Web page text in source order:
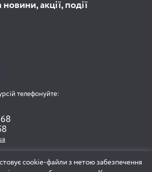
акції, події
телефонуйте:
cookie-файли з метою забезпечення